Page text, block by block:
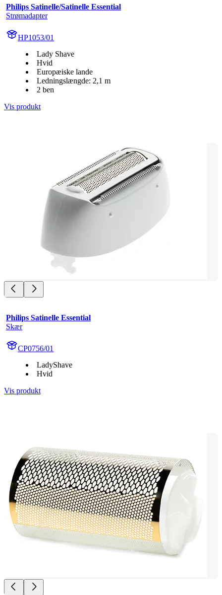
Philips Satinelle/Satinelle Essential
Strømadapter
HP1053/01
Lady Shave
Hvid
Europæiske lande
Ledningslængde: 2,1 m
2 ben
Vis produkt
Philips Satinelle Essential
Skær
CP0756/01
LadyShave
Hvid
Vis produkt